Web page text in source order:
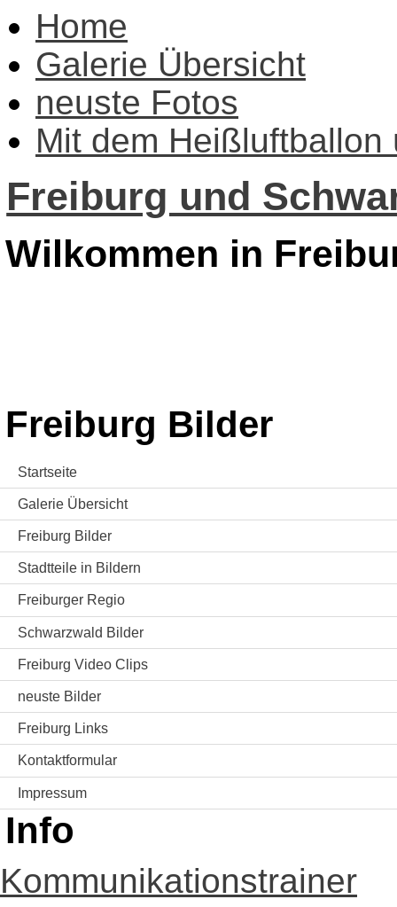
Home
Galerie Übersicht
neuste Fotos
Mit dem Heißluftballon
Freiburg und
Wilkommen in
Freiburg Bilder
Startseite
Galerie Übersicht
Freiburg Bilder
Stadtteile in Bildern
Freiburger Regio
Schwarzwald Bilder
Freiburg Video Clips
neuste Bilder
Freiburg Links
Kontaktformular
Impressum
Info
Kommunikationstrainer